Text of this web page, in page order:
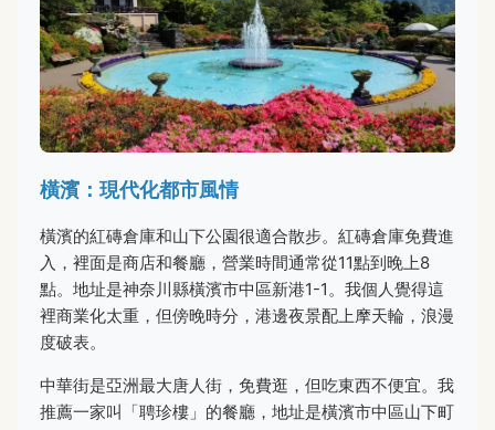
橫濱：現代化都市風情
橫濱的紅磚倉庫和山下公園很適合散步。紅磚倉庫免費進
入，裡面是商店和餐廳，營業時間通常從11點到晚上8
點。地址是神奈川縣橫濱市中區新港1-1。我個人覺得這
裡商業化太重，但傍晚時分，港邊夜景配上摩天輪，浪漫
度破表。
中華街是亞洲最大唐人街，免費逛，但吃東西不便宜。我
推薦一家叫「聘珍樓」的餐廳，地址是橫濱市中區山下町